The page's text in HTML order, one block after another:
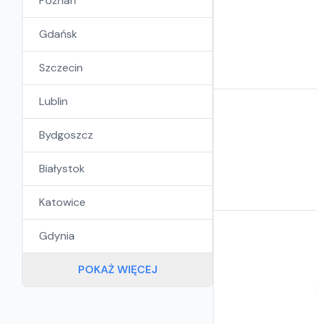
Gdańsk
Szczecin
Lublin
Bydgoszcz
Białystok
Katowice
Gdynia
POKAŻ WIĘCEJ